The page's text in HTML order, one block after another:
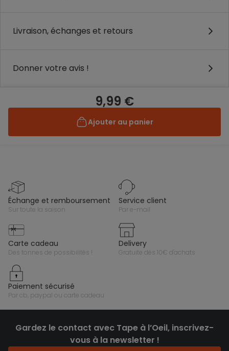
Livraison, échanges et retours
Donner votre avis !
9,99 €
Ajouter au panier
échange et remboursement
sur toute la saison
service client
par e-mail
carte cadeau
des tonnes de possibilités !
delivery
gratuite dès 10€ d'achats
paiement sécurisé
par cb, paypal ou carte cadeau
Gardez le contact avec Tape à l’Oeil, inscrivez-
vous à la newsletter !